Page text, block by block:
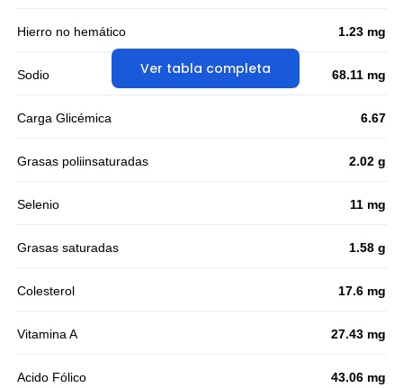
Ver tabla completa
Hierro no hemático 1.23 mg
Sodio 68.11 mg
Carga Glicémica 6.67
Grasas poliinsaturadas 2.02 g
Selenio 11 mg
Grasas saturadas 1.58 g
Colesterol 17.6 mg
Vitamina A 27.43 mg
Acido Fólico 43.06 mg